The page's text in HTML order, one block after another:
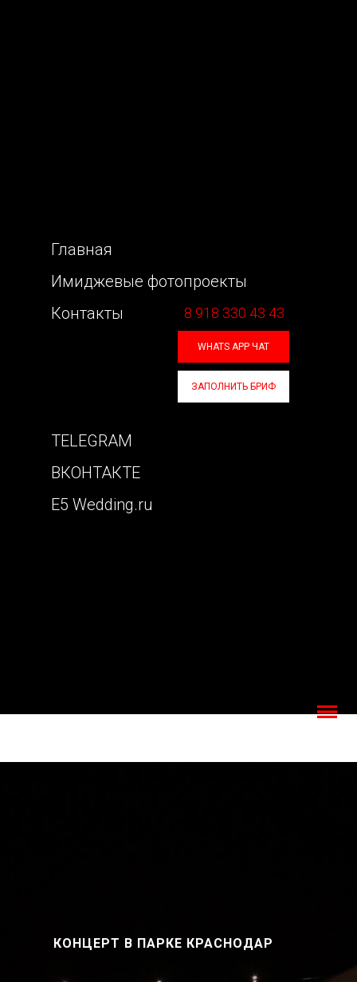
WHATS APP ЧАТ
ЗАПОЛНИТЬ БРИФ
E5 Wedding.ru
Имиджевые фотопроекты
Главная
Контакты 8 918 330 43 43
TELEGRAM
ВКОНТАКТЕ
КОНЦЕРТ В ПАРКЕ КРАСНОДАР